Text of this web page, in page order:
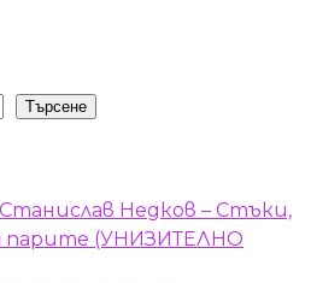
Търсене
Недков – Стъки,
парите (УНИЗИТЕЛНО